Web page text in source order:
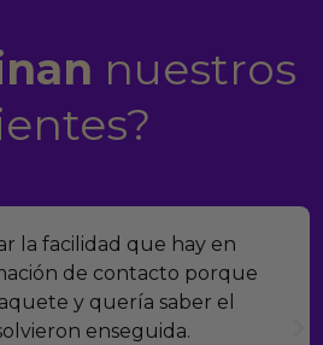
nuestros
Encontramos Erotiks a
verdad es que nos han
muchísimos productos y
con el seguimiento del